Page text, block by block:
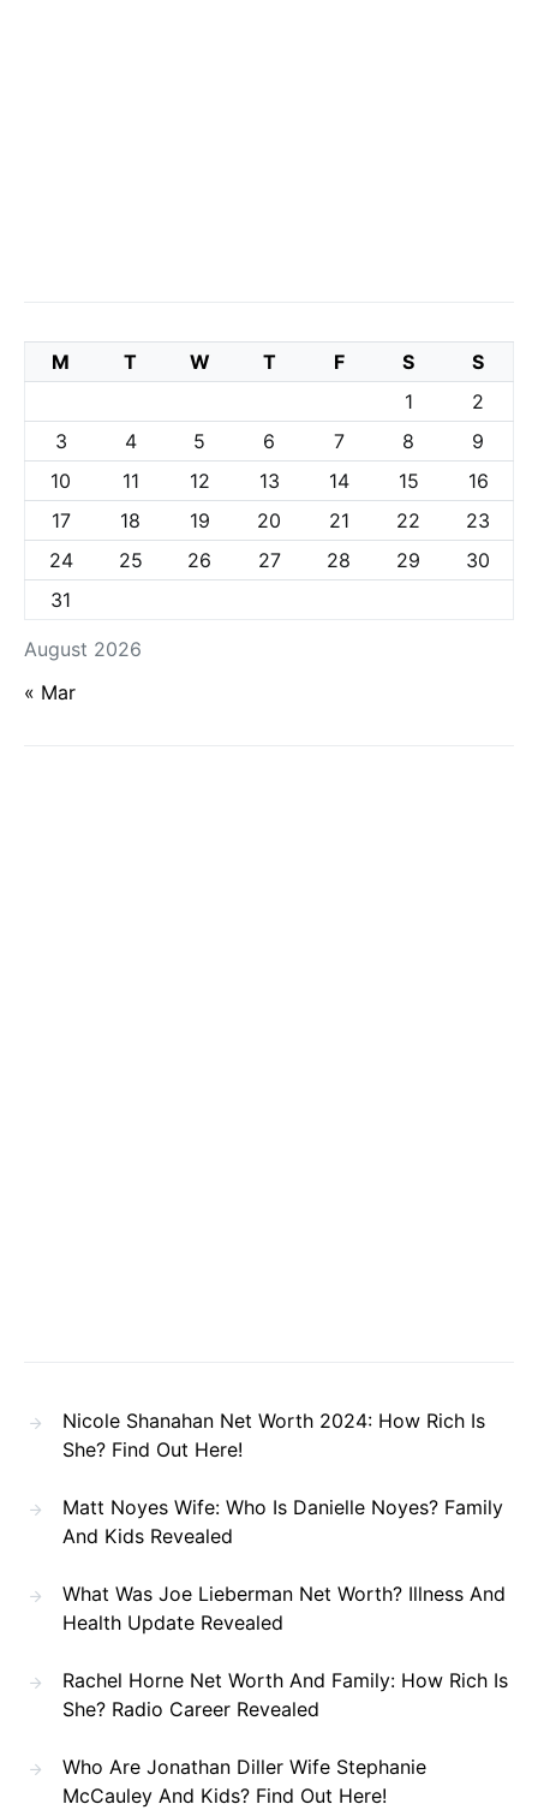
August 2026
M T W T F S
S
1
2
3
4 5 6 7 8
9
10
11 12 13 14 15
16
17
18 19 20 21 22
23
24
25 26 27 28 29
30
31
« Mar
Nicole Shanahan Net Worth 2024: How Rich Is
She? Find Out Here!
Matt Noyes Wife: Who Is Danielle Noyes? Family
And Kids Revealed
What Was Joe Lieberman Net Worth? Illness And
Health Update Revealed
Rachel Horne Net Worth And Family: How Rich Is
She? Radio Career Revealed
Who Are Jonathan Diller Wife Stephanie
McCauley And Kids? Find Out Here!